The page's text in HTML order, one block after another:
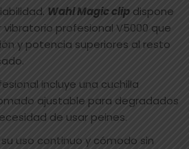
Wahl Magic clip dispone
profesional V5000 que
y potencia superiores al resto
incluye una cuchilla
ajustable para degradados
de usar peines.
uso continuo y cómodo sin